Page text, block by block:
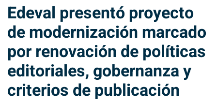
Edeval presentó proyecto
de modernización marcado
por renovación de políticas
editoriales, gobernanza y
criterios de publicación